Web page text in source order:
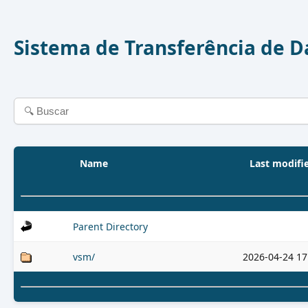
Sistema de Transferência de
Name Last
Parent Directory
vsm/ 2026-04-24